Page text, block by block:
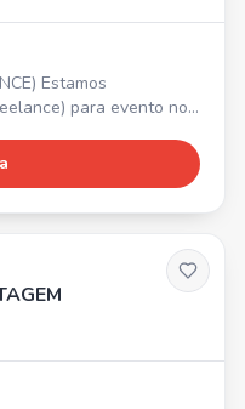
para evento nos
460 - Centro, Joinville.